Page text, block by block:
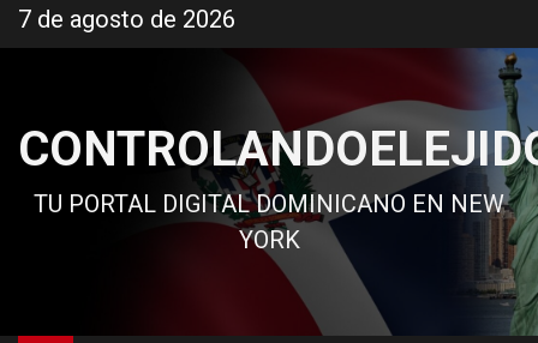
al
7 de agosto de 2026
TU PORTAL DIGITAL DOMINICANO EN NEW
YORK